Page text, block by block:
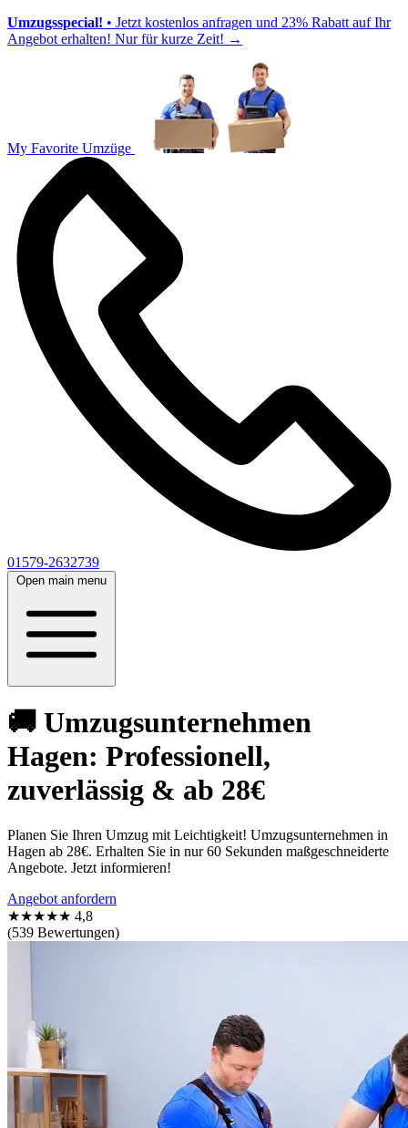
Umzugsspecial! • Jetzt kostenlos anfragen und 23% Rabatt auf Ihr
Angebot erhalten! Nur für kurze Zeit! →
My Favorite Umzüge
01579-2632739
Open main menu
🚚 Umzugsunternehmen
Hagen: Professionell,
zuverlässig & ab 28€
Planen Sie Ihren Umzug mit Leichtigkeit! Umzugsunternehmen in
Hagen ab 28€. Erhalten Sie in nur 60 Sekunden maßgeschneiderte
Angebote. Jetzt informieren!
Angebot anfordern
★★★★★ 4,8
(539 Bewertungen)